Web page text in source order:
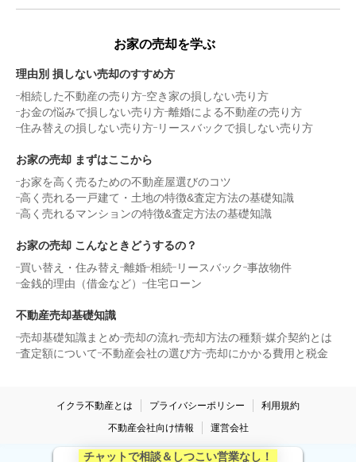
チャットで相談＆しつこい営業なし！
お家の売却を学ぶ
理由別 損しない売却のすすめ方
相続した不動産の売り方 空き家の損しない売り方
お金の悩みで損しない売り方 離婚による不動産の売り方
住み替えの損しない売り方 リースバックで損しない売り方
お家の売却 まずはここから
お家を高く売るための不動産屋選びのコツ
高く売れる一戸建て・土地の特徴&査定方法の基礎知識
高く売れるマンションの特徴&査定方法の基礎知識
お家の売却 こんなときどうするの？
買い替え・住み替え
離婚 相続 リースバック 事故物件
金銭的理由（借金など）
住宅ローン
不動産売却基礎知識
売却基礎知識まとめ 売却の流れ 売却方法の種類 媒介契約とは
査定額について 不動産会社の選び方 売却にかかる費用と税金
イクラ不動産とは プライバシーポリシー
利用規約
不動産会社向け情報
運営会社